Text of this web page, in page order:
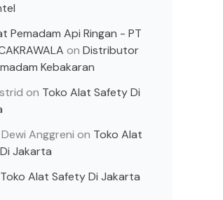
Pemadam Api Ringan - PT
on Distributor
Kebakaran
on Toko Alat Safety Di
Anggreni on Toko Alat
Jakarta
Toko Alat Safety Di Jakarta